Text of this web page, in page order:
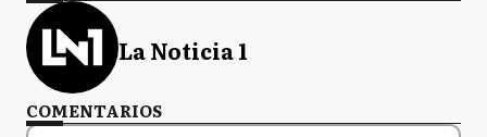
La Noticia 1
COMENTARIOS